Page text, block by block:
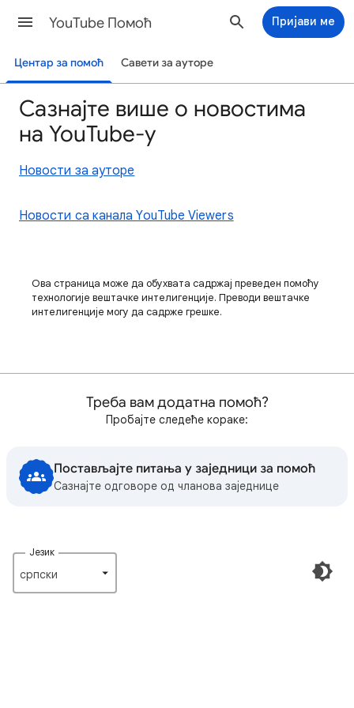
YouTube Помоћ Пријави ме
Центар за помоћ Савети за ауторе
Сазнајте више о новостима
на YouTube-у
Новости за ауторе
Новости са канала YouTube Viewers
Ова страница може да обухвата садржај преведен помоћу
технологије вештачке интелигенције. Преводи вештачке
интелигенције могу да садрже грешке.
Треба вам додатна помоћ?
Пробајте следеће кораке:
Постављајте питања у заједници за помоћ
Сазнајте одговоре од чланова заједнице
Језик
српски‎